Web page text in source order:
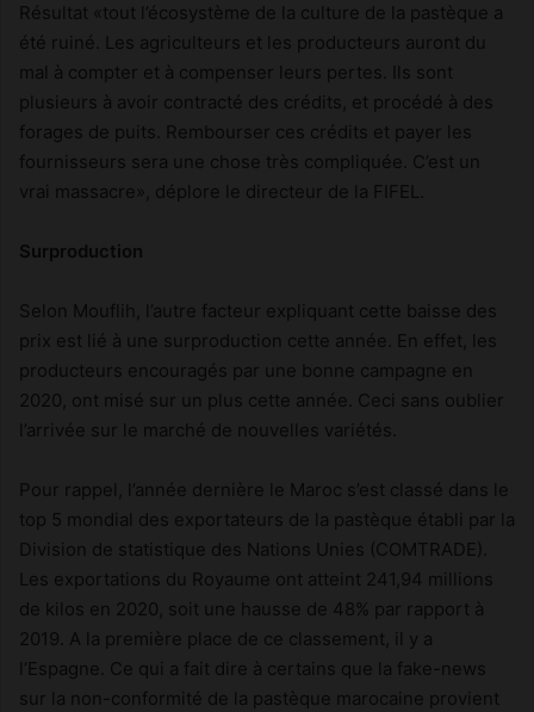
Résultat «tout l’écosystème de la culture de la pastèque a
été ruiné. Les agriculteurs et les producteurs auront du
mal à compter et à compenser leurs pertes. Ils sont
plusieurs à avoir contracté des crédits, et procédé à des
forages de puits. Rembourser ces crédits et payer les
fournisseurs sera une chose très compliquée. C’est un
vrai massacre», déplore le directeur de la FIFEL.
Surproduction
Selon Mouflih, l’autre facteur expliquant cette baisse des
prix est lié à une surproduction cette année. En effet, les
producteurs encouragés par une bonne campagne en
2020, ont misé sur un plus cette année. Ceci sans oublier
l’arrivée sur le marché de nouvelles variétés.
Pour rappel, l’année dernière le Maroc s’est classé dans le
top 5 mondial des exportateurs de la pastèque établi par la
Division de statistique des Nations Unies (COMTRADE).
Les exportations du Royaume ont atteint 241,94 millions
de kilos en 2020, soit une hausse de 48% par rapport à
2019. A la première place de ce classement, il y a
l’Espagne. Ce qui a fait dire à certains que la fake-news
sur la non-conformité de la pastèque marocaine provient